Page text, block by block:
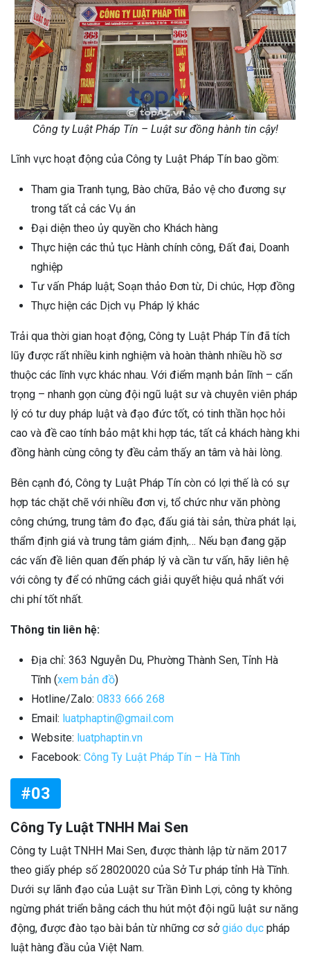
Công ty Luật Pháp Tín – Luật sư đồng hành tin cậy!
Lĩnh vực hoạt động của Công ty Luật Pháp Tín bao gồm:
Tham gia Tranh tụng, Bào chữa, Bảo vệ cho đương sự
trong tất cả các Vụ án
Đại diện theo ủy quyền cho Khách hàng
Thực hiện các thủ tục Hành chính công, Đất đai, Doanh
nghiệp
Tư vấn Pháp luật; Soạn thảo Đơn từ, Di chúc, Hợp đồng
Thực hiện các Dịch vụ Pháp lý khác
Trải qua thời gian hoạt động, Công ty Luật Pháp Tín đã tích
lũy được rất nhiều kinh nghiệm và hoàn thành nhiều hồ sơ
thuộc các lĩnh vực khác nhau. Với điểm mạnh bản lĩnh – cẩn
trọng – nhanh gọn cùng đội ngũ luật sư và chuyên viên pháp
lý có tư duy pháp luật và đạo đức tốt, có tinh thần học hỏi
cao và đề cao tính bảo mật khi hợp tác, tất cả khách hàng khi
đồng hành cùng công ty đều cảm thấy an tâm và hài lòng.
Bên cạnh đó, Công ty Luật Pháp Tín còn có lợi thế là có sự
hợp tác chặt chẽ với nhiều đơn vị, tổ chức như văn phòng
công chứng, trung tâm đo đạc, đấu giá tài sản, thừa phát lại,
thẩm định giá và trung tâm giám định,… Nếu bạn đang gặp
các vấn đề liên quan đến pháp lý và cần tư vấn, hãy liên hệ
với công ty để có những cách giải quyết hiệu quả nhất với
chi phí tốt nhất.
Thông tin liên hệ:
Địa chỉ: 363 Nguyễn Du, Phường Thành Sen, Tỉnh Hà
Tĩnh (xem bản đồ)
Hotline/Zalo: 0833 666 268
Email: luatphaptin@gmail.com
Website: luatphaptin.vn
Facebook: Công Ty Luật Pháp Tín – Hà Tĩnh
#03
Công Ty Luật TNHH Mai Sen
Công ty Luật TNHH Mai Sen, được thành lập từ năm 2017
theo giấy phép số 28020020 của Sở Tư pháp tỉnh Hà Tĩnh.
Dưới sự lãnh đạo của Luật sư Trần Đình Lợi, công ty không
ngừng phát triển bằng cách thu hút một đội ngũ luật sư năng
động, được đào tạo bài bản từ những cơ sởgiáo dục pháp
luật hàng đầu của Việt Nam.